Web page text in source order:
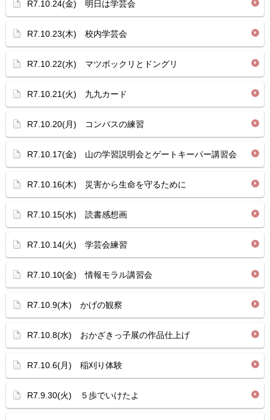
R7.10.24(金) 明日は学芸会
R7.10.23(木) 校内学芸会
R7.10.22(水) マツボックリとドングリ
R7.10.21(火) 九九カード
R7.10.20(月) コンパスの練習
R7.10.17(金) 山の学習説明会とゲートキーパー講習会
R7.10.16(木) 災害から生命を守るために
R7.10.15(水) 読書感想画
R7.10.14(火) 学芸会練習
R7.10.10(金) 情報モラル講習会
R7.10.9(木) かげの観察
R7.10.8(水) おかざきっ子展の作品仕上げ
R7.10.6(月) 稲刈り体験
R7.9.30(火) ５歩でいけたよ